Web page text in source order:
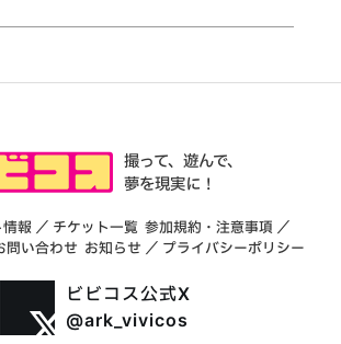
撮って、遊んで、
夢を現実に！
情報 ／ チケット一覧 参加規約・注意事項 ／
問い合わせ お知らせ ／ プライバシーポリシー
ビビコス公式X
@ark_vivicos